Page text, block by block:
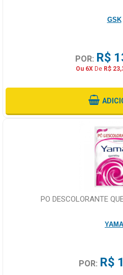
GSK
POR: R$
Ou 6XDe R$
PO DESCOLORANTE
YAMA
POR: R$